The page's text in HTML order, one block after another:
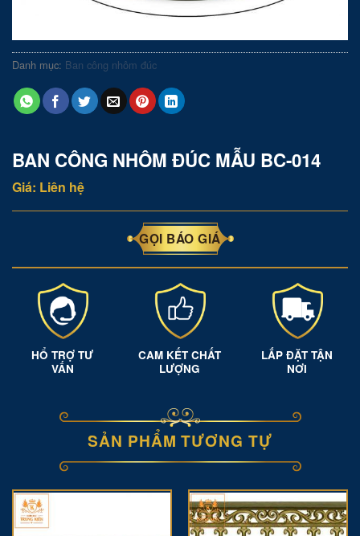
Danh mục: Ban công nhôm đúc
BAN CÔNG NHÔM ĐÚC MẪU BC-014
Giá: Liên hệ
GỌI BÁO GIÁ
HỔ TRỢ TƯ
VẤN
CAM KẾT CHẤT
LƯỢNG
LẮP ĐẶT TẬN
NƠI
SẢN PHẨM TƯƠNG TỰ